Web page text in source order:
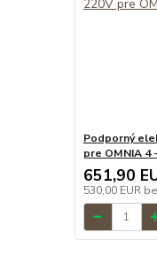
Podporný
pre OMNIA 4
651,90
530,00 EUR